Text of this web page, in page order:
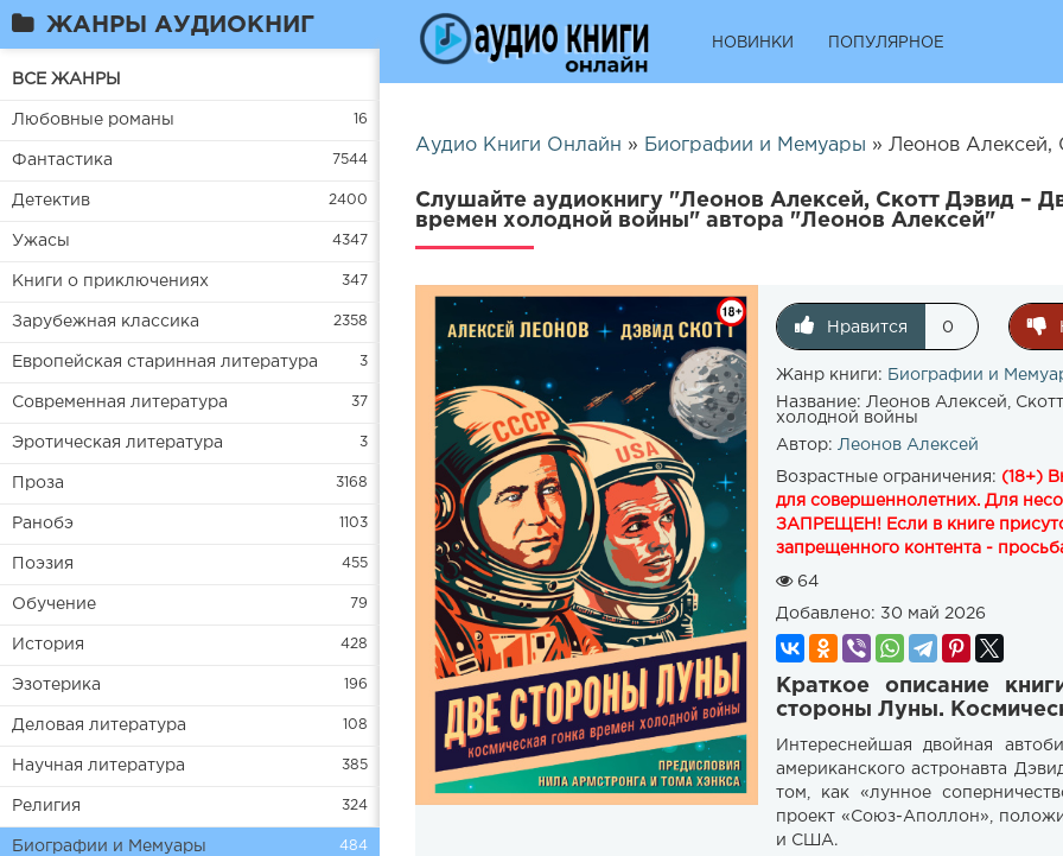
ЖАНРЫ АУДИОКНИГ
ВСЕ ЖАНРЫ
Любовные романы 16
Фантастика 7544
Детектив 2400
Ужасы 4347
Книги о приключениях 347
Зарубежная классика 2358
Европейская старинная литература 3
Современная литература 37
Эротическая литература 3
Проза 3168
Ранобэ 1103
Поэзия 455
Обучение 79
История 428
Эзотерика 196
Деловая литература 108
Научная литература 385
Религия 324
Биографии и Мемуары 484
НОВИНКИ ПОПУЛЯРНОЕ
Аудио Книги Онлайн » Биографии и Мемуары » Леонов Алексей, Скотт
Слушайте аудиокнигу "Леонов Алексей, Скотт Дэвид –
времен холодной войны" автора "Леонов Алексей"
Нравится 0
Жанр книги: Биографии и
Название: Леонов Алексей,
холодной войны
Автор: Леонов Алексей
Возрастные ограничения: (18+)
для совершеннолетних. Для
ЗАПРЕЩЕН! Если в книге
запрещенного контента -
64
Добавлено: 30 май 2026
Краткое описание
стороны Луны.
Интереснейшая двойная
американского астронавта
том, как «лунное
проект «Союз-Аполлон»,
и США.